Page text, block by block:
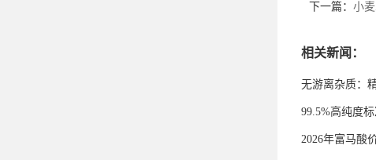
下一篇： 小
相关新闻：
无游离杂质：
99.5%高纯度
2026年富马酸